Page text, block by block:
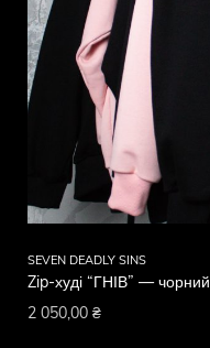
SEVEN DEADLY SINS
Zip-худі “ГНІВ” — чорний
2 050,00 ₴